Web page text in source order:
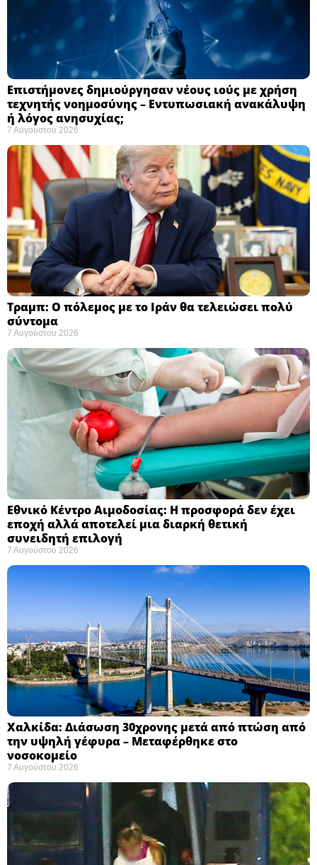
Επιστήμονες δημιούργησαν νέους ιούς με χρήση
τεχνητής νοημοσύνης – Εντυπωσιακή ανακάλυψη
ή λόγος ανησυχίας; ​
7 Αυγούστου 2026
Τραμπ: Ο πόλεμος με το Ιράν θα τελειώσει πολύ
σύντομα ​
7 Αυγούστου 2026
Εθνικό Κέντρο Αιμοδοσίας: H προσφορά δεν έχει
εποχή αλλά αποτελεί μια διαρκή θετική
συνειδητή επιλογή ​
7 Αυγούστου 2026
Χαλκίδα: Διάσωση 30χρονης μετά από πτώση από
την υψηλή γέφυρα – Μεταφέρθηκε στο
νοσοκομείο ​
7 Αυγούστου 2026